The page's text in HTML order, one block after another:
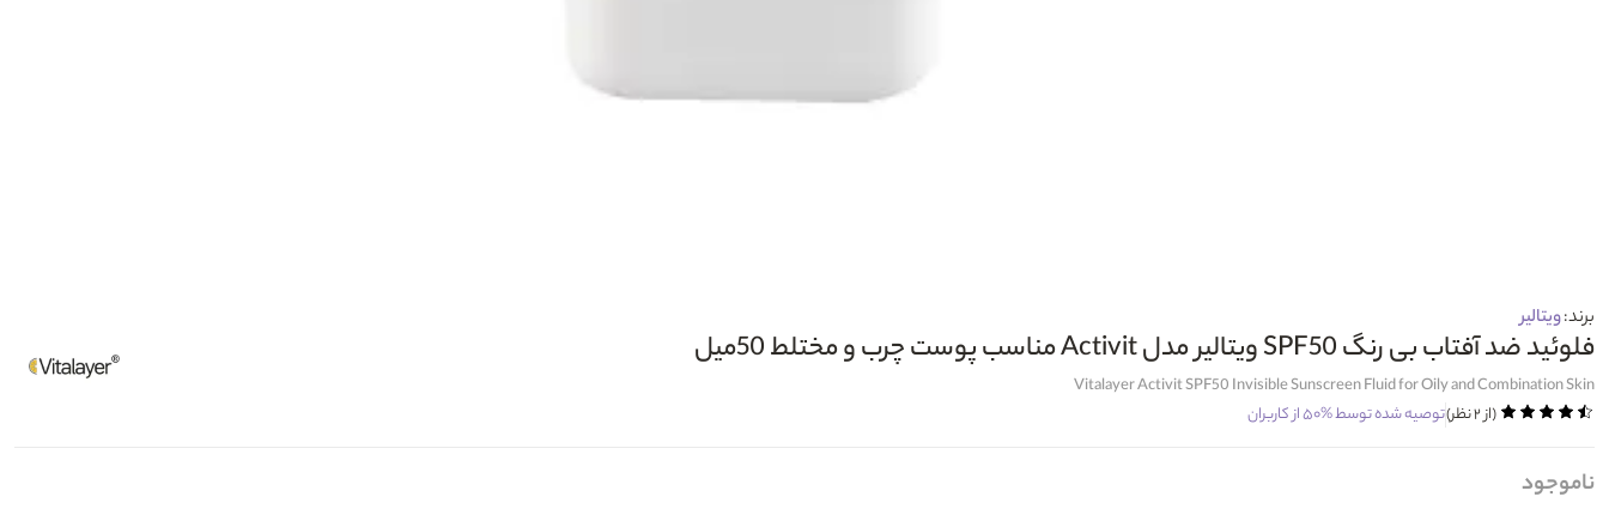
برند:ویتالیر
فلوئید ضد آفتاب بی رنگ SPF50 ویتالیر مدل Activit مناسب پوست چرب و مختلط 50میل
Vitalayer Activit SPF50 Invisible Sunscreen Fluid for Oily and Combination Skin
(از ۲ نظر)
توصیه شده توسط%۵۰ از کاربران
ناموجود